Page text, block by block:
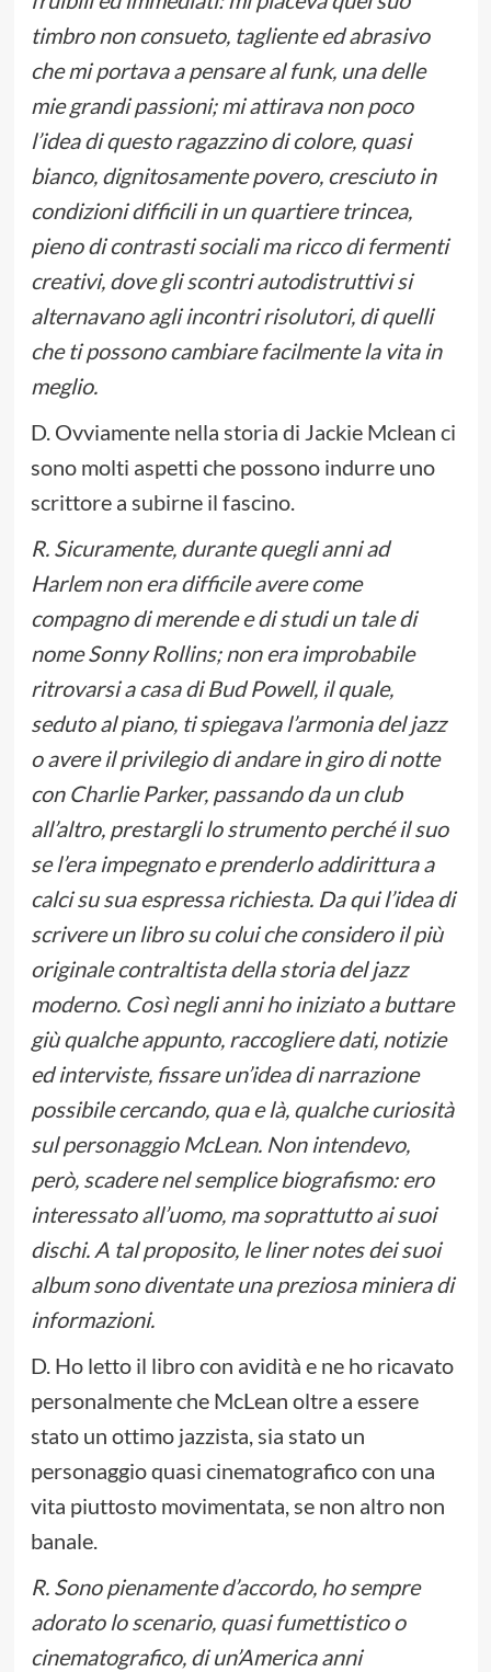
timbro non consueto, tagliente ed abrasivo
che mi portava a pensare al funk, una delle
mie grandi passioni; mi attirava non poco
l’idea di questo ragazzino di colore, quasi
bianco, dignitosamente povero, cresciuto in
condizioni difficili in un quartiere trincea,
pieno di contrasti sociali ma ricco di fermenti
creativi, dove gli scontri autodistruttivi si
alternavano agli incontri risolutori, di quelli
che ti possono cambiare facilmente la vita in
meglio.
D. Ovviamente nella storia di Jackie Mclean ci
sono molti aspetti che possono indurre uno
scrittore a subirne il fascino.
R. Sicuramente, durante quegli anni ad
Harlem non era difficile avere come
compagno di merende e di studi un tale di
nome Sonny Rollins; non era improbabile
ritrovarsi a casa di Bud Powell, il quale,
seduto al piano, ti spiegava l’armonia del jazz
o avere il privilegio di andare in giro di notte
con Charlie Parker, passando da un club
all’altro, prestargli lo strumento perché il suo
se l’era impegnato e prenderlo addirittura a
calci su sua espressa richiesta. Da qui l’idea di
scrivere un libro su colui che considero il più
originale contraltista della storia del jazz
moderno. Così negli anni ho iniziato a buttare
giù qualche appunto, raccogliere dati, notizie
ed interviste, fissare un’idea di narrazione
possibile cercando, qua e là, qualche curiosità
sul personaggio McLean. Non intendevo,
però, scadere nel semplice biografismo: ero
interessato all’uomo, ma soprattutto ai suoi
dischi. A tal proposito, le liner notes dei suoi
album sono diventate una preziosa miniera di
informazioni.
D. Ho letto il libro con avidità e ne ho ricavato
personalmente che McLean oltre a essere
stato un ottimo jazzista, sia stato un
personaggio quasi cinematografico con una
vita piuttosto movimentata, se non altro non
banale.
R. Sono pienamente d’accordo, ho sempre
adorato lo scenario, quasi fumettistico o
cinematografico, di un’America anni